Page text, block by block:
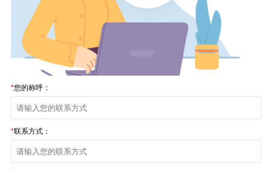
*您的称呼：
*联系方式：